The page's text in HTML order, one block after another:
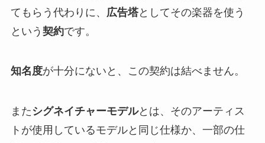
てもらう代わりに、
広告塔としてその楽器を使う
という 契約です。
知名度が十分にないと、この契約は結べません。
また シグネイチャーモデルとは、そのアーティス
トが使用しているモデルと同じ仕様か、一部の仕